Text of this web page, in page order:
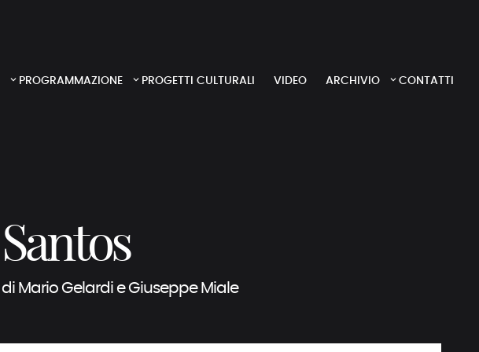
PROGRAMMAZIONE PROGETTI CULTURALI VIDEO ARCHIVIO CONTATTI
Santos
di Mario Gelardi e Giuseppe Miale